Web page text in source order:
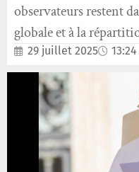
observateurs restent
globale et à la
29 juillet 2025 13:24